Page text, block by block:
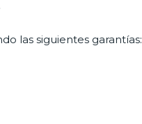
las siguientes garantías: